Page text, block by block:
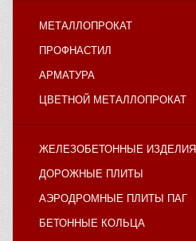
МЕТАЛЛОПРОКАТ
ПРОФНАСТИЛ
АРМАТУРА
ЦВЕТНОЙ МЕТАЛЛОПРОКАТ
ЖЕЛЕЗОБЕТОННЫЕ ИЗДЕЛИЯ
ДОРОЖНЫЕ ПЛИТЫ
АЭРОДРОМНЫЕ ПЛИТЫ ПАГ
БЕТОННЫЕ КОЛЬЦА